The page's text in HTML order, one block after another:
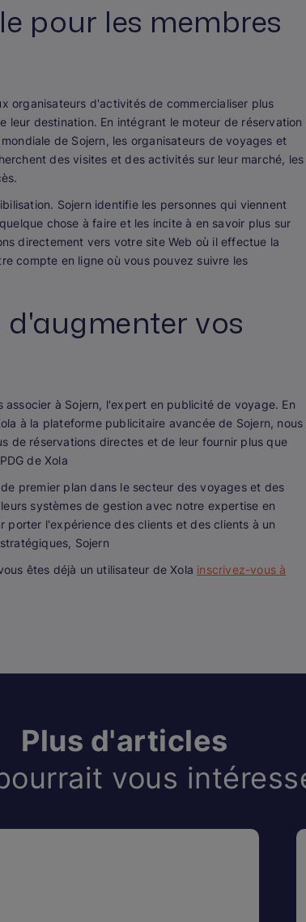
pour les membres
organisateurs d'activités de commercialiser plus
destination. En intégrant le moteur de réservation
de Sojern, les organisateurs de voyages et
des visites et des activités sur leur marché, les
Sojern identifie les personnes qui viennent
chose à faire et les incite à en savoir plus sur
directement vers votre site Web où il effectue la
compte en ligne où vous pouvez suivre les
vos
associer à Sojern, l'expert en publicité de voyage. En
à la plateforme publicitaire avancée de Sojern, nous
de réservations directes et de leur fournir plus que
de Xola
premier plan dans le secteur des voyages et des
systèmes de gestion avec notre expertise en
porter l'expérience des clients et des clients à un
Sojern
êtes déjà un utilisateur de Xola inscrivez-vous à
Plus d'articles
vous